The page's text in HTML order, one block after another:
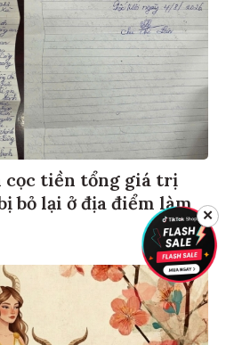
cọc tiền tổng giá trị
bỏ lại ở địa điểm làm
✕